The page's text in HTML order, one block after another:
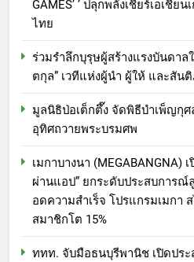
GAMES’ ’ ปลุกพลังเชียร์เอเชีย
ไทย
ร่วมรำลึกบุรุษผู้สร้างแรงบันดาล
ตกุล” เวทีแห่งผู้นำ ผู้ให้ และสัน
มูลนิธิป่อเต็กตึ๊ง จัดพิธีบำเพ็ญกุ
อุทิศถวายพระบรมศพ
เมกาบางนา (MEGABANGNA)
ผ่านแอป” ยกระดับประสบการ
อดความสำเร็จ โปรแกรมเมกา
สมาชิกโต 15%
ททท. จับมือธนบุรีพานิช เปิดประ